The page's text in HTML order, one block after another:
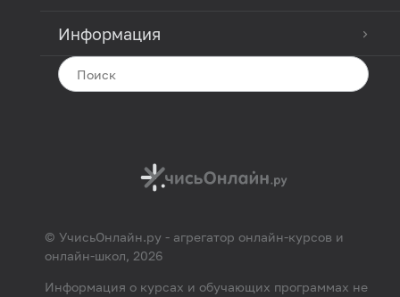
Информация
© УчисьОнлайн.ру - агрегатор онлайн-курсов и
онлайн-школ, 2026
Информация о курсах и обучающих программах не